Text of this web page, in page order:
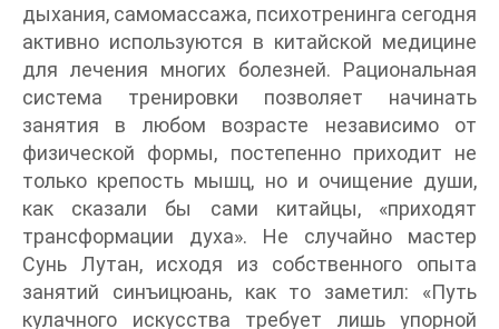
дыхания, самомассажа, психотренинга сегодня
активно используются в китайской медицине
для лечения многих болезней. Рациональная
система тренировки позволяет начинать
занятия в любом возрасте независимо от
физической формы, постепенно приходит не
только крепость мышц, но и очищение души,
как сказали бы сами китайцы, «приходят
трансформации духа». Не случайно мастер
Сунь Лутан, исходя из собственного опыта
занятий синъицюань, как то заметил: «Путь
кулачного искусства требует лишь упорной